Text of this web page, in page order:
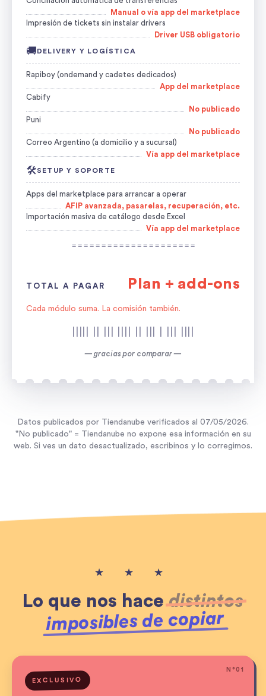
Manual o vía app del marketplace
Impresión de tickets sin instalar drivers
Driver USB obligatorio
🚚DELIVERY Y LOGÍSTICA
Rapiboy (ondemand y cadetes dedicados)
App del marketplace
Cabify
No publicado
Puni
No publicado
Correo Argentino (a domicilio y a sucursal)
Vía app del marketplace
🛠️SETUP Y SOPORTE
Apps del marketplace para arrancar a operar
AFIP avanzada, pasarelas, recuperación, etc.
Importación masiva de catálogo desde Excel
Vía app del marketplace
= = = = = = = = = = = = = = = = = = = = =
TOTAL A PAGAR Plan + add-ons
Cada módulo suma. La comisión también.
— gracias por comparar —
Datos publicados por Tiendanube verificados al 07/05/2026.
"No publicado" = Tiendanube no expone esa información en su
web. Si ves un dato desactualizado, escribinos y lo corregimos.
★ ★ ★
Lo que nos hacedistintos
imposibles de copiar
EXCLUSIVO
N°01